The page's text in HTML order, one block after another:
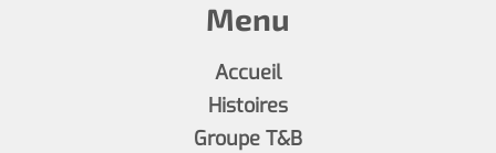
Menu
Accueil
Histoires
Groupe T&B